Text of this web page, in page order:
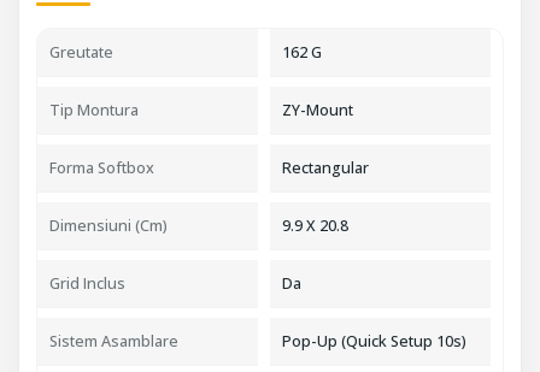
Greutate 162 G
Tip Montura ZY-Mount
Forma Softbox Rectangular
Dimensiuni (cm) 9.9 X 20.8
Grid Inclus Da
Sistem Asamblare Pop-Up (Quick Setup 10s)